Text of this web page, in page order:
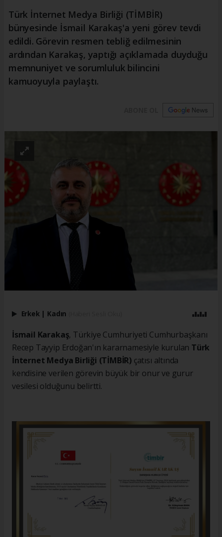
Türk İnternet Medya Birliği (TİMBİR)
bünyesinde İsmail Karakaş'a yeni görev tevdi
edildi. Görevin resmen tebliğ edilmesinin
ardından Karakaş, yaptığı açıklamada duyduğu
memnuniyet ve sorumluluk bilincini
kamuoyuyla paylaştı.
Erkek | Kadın
İsmail Karakaş, Türkiye Cumhuriyeti Cumhurbaşkanı
Recep Tayyip Erdoğan'ın kararnamesiyle kurulan Türk
İnternet Medya Birliği (TİMBİR) çatısı altında
kendisine verilen görevin büyük bir onur ve gurur
vesilesi olduğunu belirtti.